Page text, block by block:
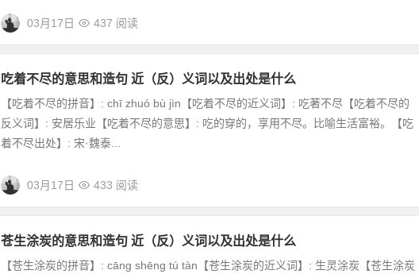
03月17日 437 阅读
吃着不尽的意思和造句 近（反）义词以及出处是什么
【吃着不尽的拼音】: chī zhuó bù jìn【吃着不尽的近义词】: 吃著不尽【吃着不尽的
反义词】: 安居乐业【吃着不尽的意思】: 吃的穿的，享用不尽。比喻生活富裕。【吃
着不尽出处】: 宋·魏泰...
03月17日 433 阅读
苍生涂炭的意思和造句 近（反）义词以及出处是什么
【苍生涂炭的拼音】: cāng shēng tú tàn【苍生涂炭的近义词】: 生灵涂炭【苍生涂炭